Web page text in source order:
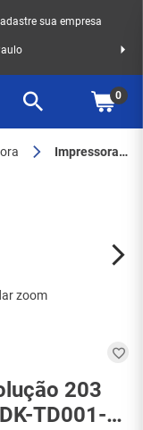
sua empresa
0
Impressora Térmica Resolução 203 DPI - Tomate - Modelo MDK-TD001- 8376
203
TD001-